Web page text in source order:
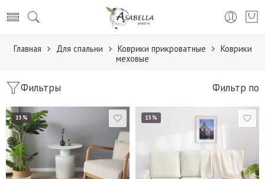
Главная Для спальни Коврики прикроватные
Коврики
меховые
Фильтры Фильтр по
15% 15%